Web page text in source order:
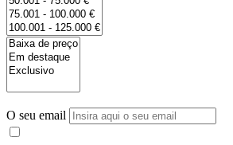
O seu email